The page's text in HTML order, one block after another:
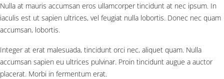
Nulla at mauris accumsan eros ullamcorper tincidunt at nec ipsum. In
iaculis est ut sapien ultrices, vel feugiat nulla lobortis. Donec nec quam
accumsan, lobortis.
Integer at erat malesuada, tincidunt orci nec, aliquet quam. Nulla
accumsan sapien eu ultrices pulvinar. Proin tincidunt augue a auctor
placerat. Morbi in fermentum erat.